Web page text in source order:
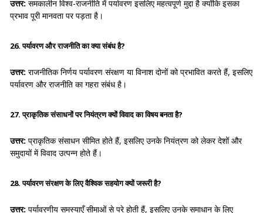
उत्तर: समकालीन विश्व-राजनीति में पर्यावरण इसलिए महत्वपूर्ण मुद्दा है क्योंकि इसका
प्रभाव पूरी मानवता पर पड़ता है।
26. पर्यावरण और राजनीति का क्या संबंध है?
उत्तर: राजनीतिक निर्णय पर्यावरण संरक्षण या विनाश दोनों को प्रभावित करते हैं, इसलिए
पर्यावरण और राजनीति का गहरा संबंध है।
27. प्राकृतिक संसाधनों पर नियंत्रण क्यों विवाद का विषय बनता है?
उत्तर: प्राकृतिक संसाधन सीमित होते हैं, इसलिए उनके नियंत्रण को लेकर देशों और
समुदायों में विवाद उत्पन्न होते हैं।
28. पर्यावरण संरक्षण के लिए वैश्विक सहयोग क्यों जरूरी है?
उत्तर: पर्यावरणीय समस्याएँ सीमाओं से परे होती हैं, इसलिए उनके समाधान के लिए